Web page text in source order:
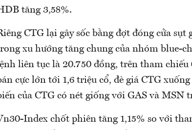
tăng 3,58%.
CTG lại gây sốc bằng đợt đóng cửa
xu hướng tăng chung của nhóm blue-
liên tục là 20.750 đồng, trên tham
cực lớn tới 1,6 triệu cổ, đè giá CTG
của CTG có nét giống với GAS và MSN
Index chốt phiên tăng 1,15% so với